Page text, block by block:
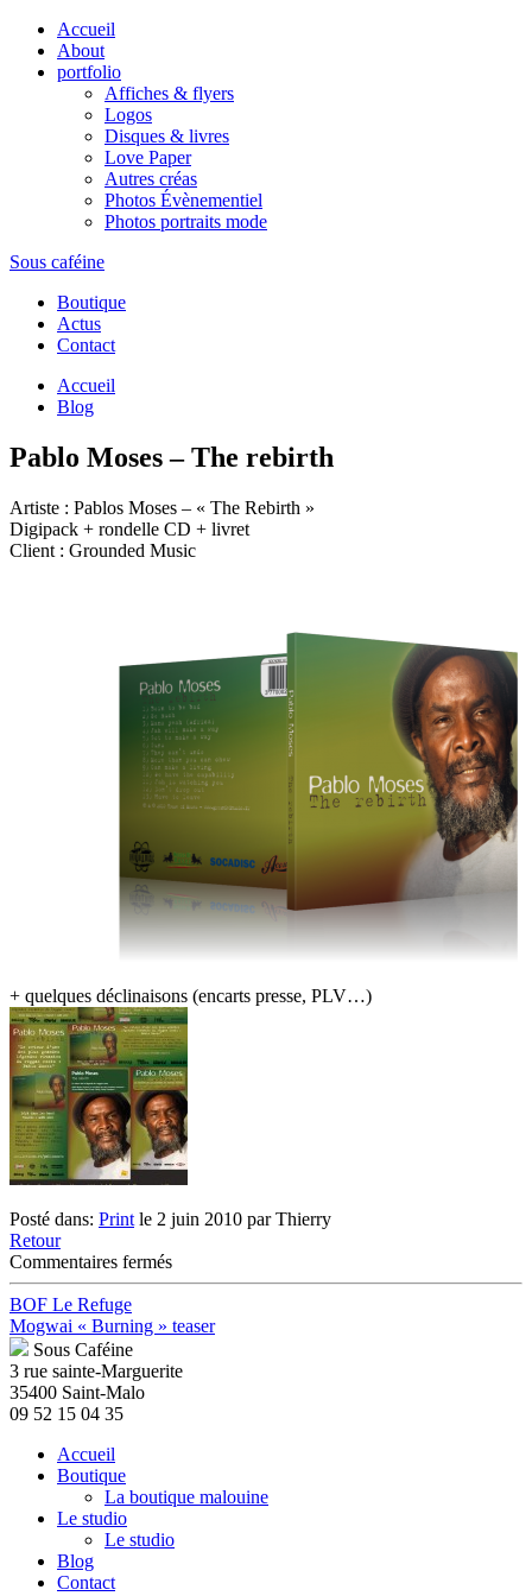
Accueil
About
portfolio
Affiches & flyers
Logos
Disques & livres
Love Paper
Autres créas
Photos Évènementiel
Photos portraits mode
Sous caféine
Boutique
Actus
Contact
Accueil
Blog
Pablo Moses – The rebirth
Artiste : Pablos Moses – « The Rebirth »
Digipack + rondelle CD + livret
Client : Grounded Music
+ quelques déclinaisons (encarts presse, PLV…)
Posté dans: Print le 2 juin 2010 par Thierry
Retour
Commentaires ferméssur
Pablo
–
rebirth
BOF Le Refuge
Mogwai « Burning » teaser
Sous Caféine
3 rue sainte-Marguerite
35400 Saint-Malo
09 52 15 04 35
Accueil
Boutique
La boutique malouine
Le studio
Le studio
Blog
Contact